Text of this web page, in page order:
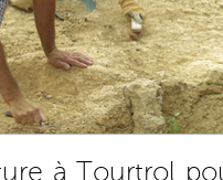
à Tourtrol